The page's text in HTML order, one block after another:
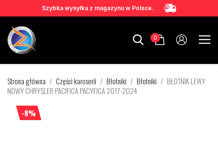
Szybka wysyłka z magazynu w Polsce.
0
Strona główna Części karoserii Błotniki Błotniki
BŁOTNIK LEWY
NOWY CHRYSLER PACIFICA PACYFICA 2017-2024
-8%